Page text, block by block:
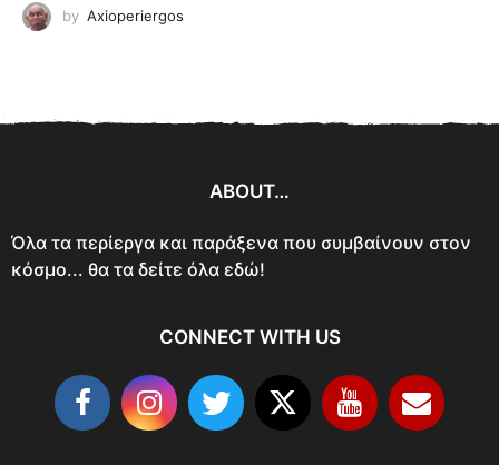
by Axioperiergos
ABOUT…
Όλα τα περίεργα και παράξενα που συμβαίνουν στον
κόσμο... θα τα δείτε όλα εδώ!
CONNECT WITH US